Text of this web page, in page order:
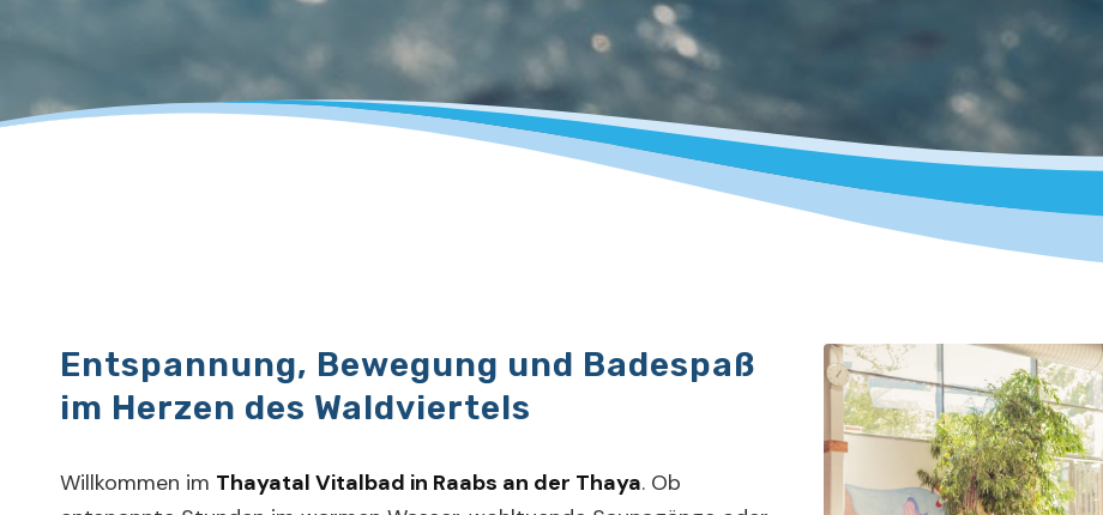
Entspannung, Bewegung und Badespaß
im Herzen des Waldviertels
Willkommen im Thayatal Vitalbad in Raabs an der Thaya. Ob